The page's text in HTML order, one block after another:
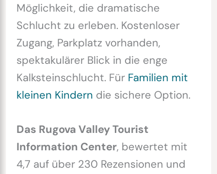
Möglichkeit, die dramatische
Schlucht zu erleben. Kostenloser
Zugang, Parkplatz vorhanden,
spektakulärer Blick in die enge
Kalksteinschlucht. Für Familien mit
kleinen Kindern die sichere Option.
Das Rugova Valley Tourist
Information Center, bewertet mit
4,7 auf über 230 Rezensionen und